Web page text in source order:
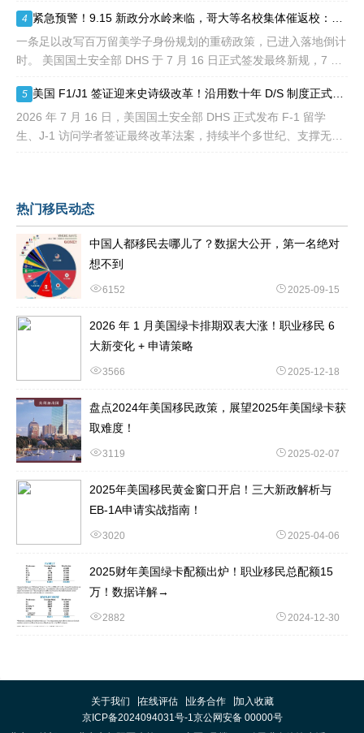
4
一条足以改写百万留美学子身份规划的重磅政策，已进入落地倒计
时。 美国国土安全部 DHS 于 7 月 16 日正式签发最终新规，7 月
5
2026 年 7 月 16 日，美国国土安全部 DHS 正式发布 F-1 留学
生、J-1 访问学者签证最终改革法案，持续半个多世纪、支撑无数
热门移民动态
中国人都移民去哪儿了？数据大公开，第一名绝对
想不到
6152 2025-09-15
2026 年 1 月美国绿卡排期双表大涨！职业移民 6
大新变化 + 申请策略
3566 2025-12-18
盘点2024年美国移民政策，展望2025年美国绿卡获
取难度！
3119 2025-02-07
2025年美国移民黄金窗口开启！三大新政解析与
EB-1A申请实战指南！
3020 2025-04-06
2025财年美国绿卡配额出炉！职业移民总配额15
万！数据详解→
2882 2024-12-30
关于我们 在线评估 业务合作
加入收藏
京ICP备2024094031号-1京公网安备 00000号